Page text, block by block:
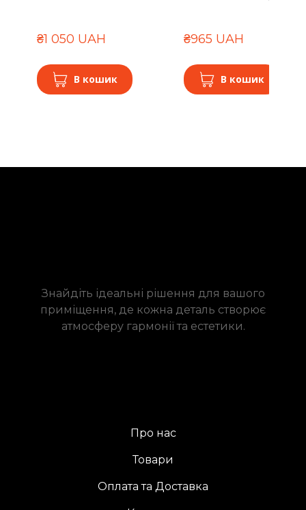
₴1 050 UAH
В кошик
₴965 UAH
В кошик
Знайдіть ідеальні рішення для вашого
приміщення, де кожна деталь створює
атмосферу гармонії та естетики.
Про нас
Товари
Оплата та Доставка